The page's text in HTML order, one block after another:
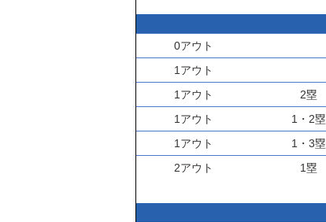
0アウト
1アウト
1アウト
2塁
1アウト
1・2塁
1アウト
1・3塁
2アウト
1塁